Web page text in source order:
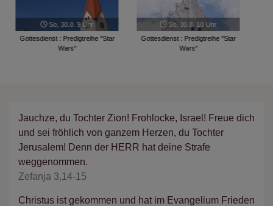
So, 30.8. 9 Uhr
Gottesdienst : Predigtreihe "Star
Wars"
So, 30.8. 10 Uhr
Gottesdienst : Predigtreihe "Star
Wars"
Jauchze, du Tochter Zion! Frohlocke, Israel! Freue dich
und sei fröhlich von ganzem Herzen, du Tochter
Jerusalem! Denn der HERR hat deine Strafe
weggenommen.
Zefanja 3,14-15
Christus ist gekommen und hat im Evangelium Frieden